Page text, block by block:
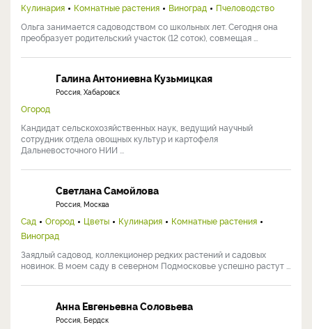
Кулинария
Комнатные растения Виноград
Пчеловодство
Ольга занимается садоводством со школьных лет. Сегодня она
преобразует родительский участок (12 соток), совмещая ...
Галина Антониевна Кузьмицкая
Россия, Хабаровск
Огород
Кандидат сельскохозяйственных наук, ведущий научный
сотрудник отдела овощных культур и картофеля
Дальневосточного НИИ ...
Светлана Самойлова
Россия, Москва
Сад Огород Цветы Кулинария
Комнатные растения
Виноград
Заядлый садовод, коллекционер редких растений и садовых
новинок. В моем саду в северном Подмосковье успешно растут ...
Анна Евгеньевна Соловьева
Россия, Бердск